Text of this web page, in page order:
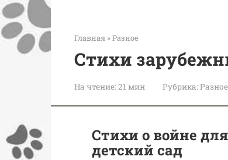
Главная »Разное
Стихи
На чтение:21 мин Рубрика:Разное
Стихи о войне
детский сад